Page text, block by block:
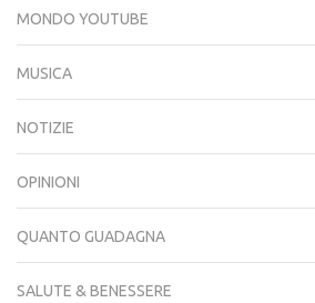
MONDO YOUTUBE
MUSICA
NOTIZIE
OPINIONI
QUANTO GUADAGNA
SALUTE & BENESSERE